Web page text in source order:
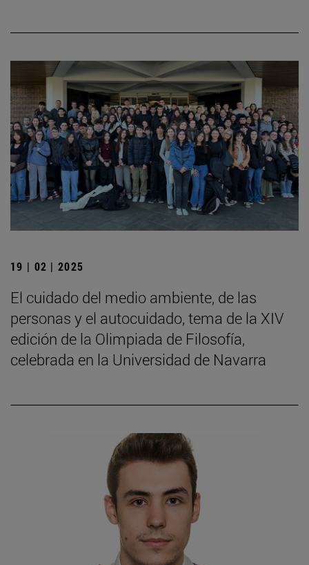
19 | 02 | 2025
El cuidado del medio ambiente, de las
personas y el autocuidado, tema de la XIV
edición de la Olimpiada de Filosofía,
celebrada en la Universidad de Navarra